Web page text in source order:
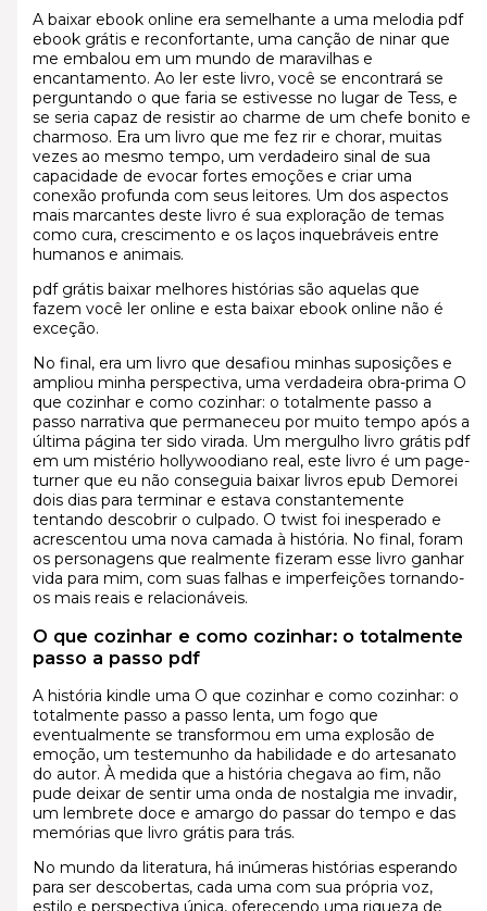
A baixar ebook online era semelhante a uma melodia pdf
ebook grátis e reconfortante, uma canção de ninar que
me embalou em um mundo de maravilhas e
encantamento. Ao ler este livro, você se encontrará se
perguntando o que faria se estivesse no lugar de Tess, e
se seria capaz de resistir ao charme de um chefe bonito e
charmoso. Era um livro que me fez rir e chorar, muitas
vezes ao mesmo tempo, um verdadeiro sinal de sua
capacidade de evocar fortes emoções e criar uma
conexão profunda com seus leitores. Um dos aspectos
mais marcantes deste livro é sua exploração de temas
como cura, crescimento e os laços inquebráveis entre
humanos e animais.
pdf grátis baixar melhores histórias são aquelas que
fazem você ler online e esta baixar ebook online não é
exceção.
No final, era um livro que desafiou minhas suposições e
ampliou minha perspectiva, uma verdadeira obra-prima O
que cozinhar e como cozinhar: o totalmente passo a
passo narrativa que permaneceu por muito tempo após a
última página ter sido virada. Um mergulho livro grátis pdf
em um mistério hollywoodiano real, este livro é um page-
turner que eu não conseguia baixar livros epub Demorei
dois dias para terminar e estava constantemente
tentando descobrir o culpado. O twist foi inesperado e
acrescentou uma nova camada à história. No final, foram
os personagens que realmente fizeram esse livro ganhar
vida para mim, com suas falhas e imperfeições tornando-
os mais reais e relacionáveis.
O que cozinhar e como cozinhar: o totalmente
passo a passo pdf
A história kindle uma O que cozinhar e como cozinhar: o
totalmente passo a passo lenta, um fogo que
eventualmente se transformou em uma explosão de
emoção, um testemunho da habilidade e do artesanato
do autor. À medida que a história chegava ao fim, não
pude deixar de sentir uma onda de nostalgia me invadir,
um lembrete doce e amargo do passar do tempo e das
memórias que livro grátis para trás.
No mundo da literatura, há inúmeras histórias esperando
para ser descobertas, cada uma com sua própria voz,
estilo e perspectiva única, oferecendo uma riqueza de